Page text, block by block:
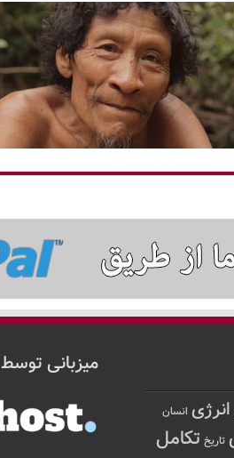
انرژی انسان
تاریخ تکامل
میزبانی توسط